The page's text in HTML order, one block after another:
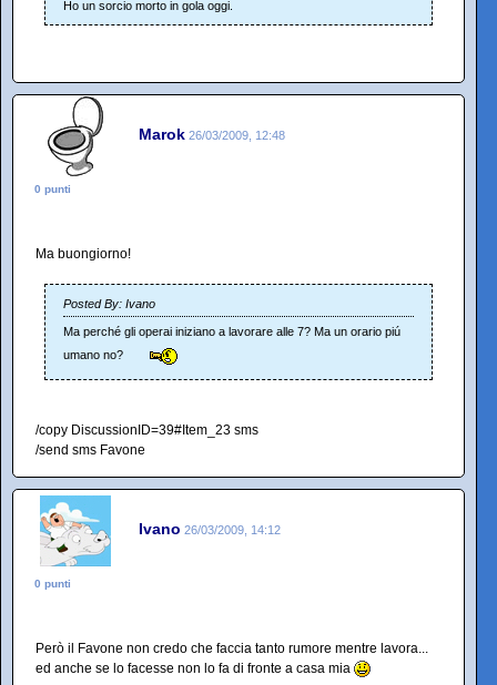
Ho un sorcio morto in gola oggi.
Marok 26/03/2009, 12:48
0 punti
Ma buongiorno!
Posted By: Ivano
Ma perché gli operai iniziano a lavorare alle 7? Ma un orario piú
umano no?
/copy DiscussionID=39#Item_23 sms
/send sms Favone
Ivano 26/03/2009, 14:12
0 punti
Però il Favone non credo che faccia tanto rumore mentre lavora...
ed anche se lo facesse non lo fa di fronte a casa mia